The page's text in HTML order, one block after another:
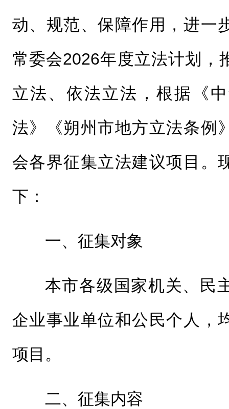
动、规范、保障作用，进一
常委会2026年度立法计划，
立法、依法立法，根据《
法》《朔州市地方立法条例
会各界征集立法建议项目。
下：
一、征集对象
本市各级国家机关、民
企业事业单位和公民个人，
项目。
二、征集内容